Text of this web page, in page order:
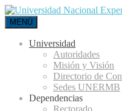
MENÚ
Universidad
Autoridades
Misión y Visión
Directorio de
Sedes UNERMB
Dependencias
Rectorado